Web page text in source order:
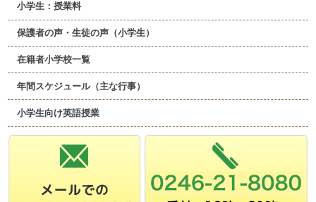
小学生：授業料
保護者の声・生徒の声（小学生）
在籍者小学校一覧
年間スケジュール（主な行事）
小学生向け英語授業